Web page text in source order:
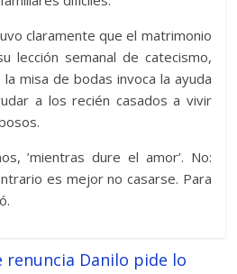
claramente que el matrimonio
lección semanal de catecismo,
misa de bodas invoca la ayuda
a los recién casados a vivir
’mientras dure el amor’. No:
es mejor no casarse. Para
Danilo pide lo